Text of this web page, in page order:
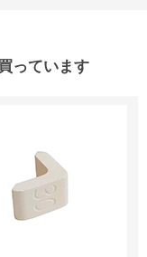
っています